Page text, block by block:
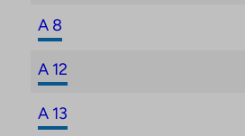
A 8
A 12
A 13